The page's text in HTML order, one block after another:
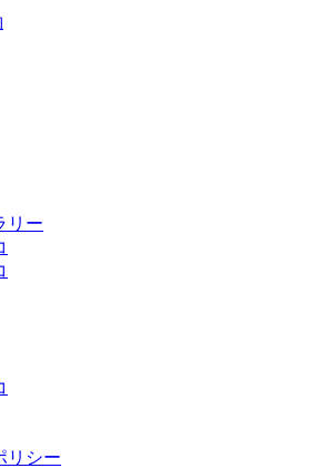
リー
リシー